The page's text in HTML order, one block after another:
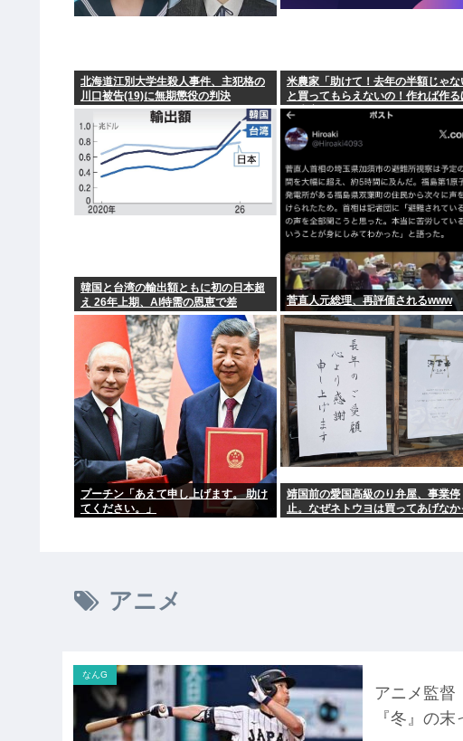
北海道江別大学生殺人事件、主犯格の
川口被告(19)に無期懲役の判決
米農家「助けて！去年の半額じゃな
と買ってもらえないの！作れば作る
ど赤字で死にそう！」
韓国と台湾の輸出額ともに初の日本超
え 26年上期、AI特需の恩恵で差
菅直人元総理、再評価されるwww
プーチン「あえて申し上げます。 助け
てください。」
靖国前の愛国高級のり弁屋、事業停
止。なぜネトウヨは買ってあげなか
アニメ
なんG
アニメ監督
『冬』の